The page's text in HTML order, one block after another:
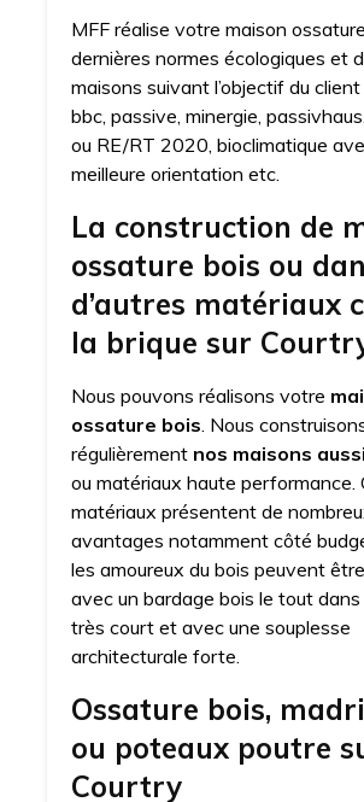
MFF réalise votre maison
dernières normes écologiques et
maisons suivant l’objectif du client
bbc, passive, minergie,
ou RE/RT 2020, bioclimatique
meilleure orientation etc.
La construction de
ossature bois ou
d’autres matériaux
la brique sur
Nous pouvons réalisons votre
ossature bois. Nous
régulièrement nos maisons
ou matériaux haute performance.
matériaux présentent de
avantages notamment côté
les amoureux du bois peuvent
avec un bardage bois le tout
très court et avec une souplesse
architecturale forte.
Ossature bois,
ou poteaux poutre
Courtry